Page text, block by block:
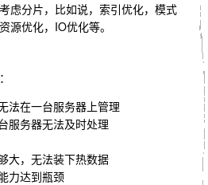
虑分片，比如说，索引优化，模式
源优化，IO优化等。
法在一台服务器上管理
服务器无法及时处理
大，无法装下热数据
力达到瓶颈